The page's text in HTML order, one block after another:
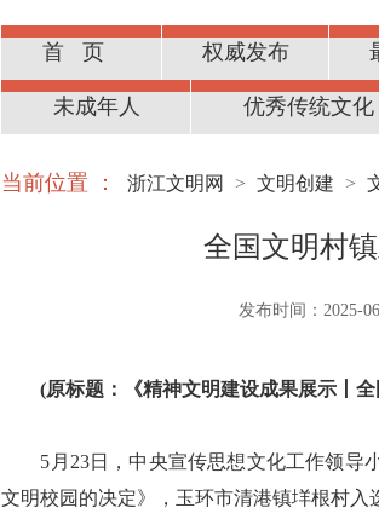
首页 权威发布
公民道德
未成年人 优秀传统文化
当前位置 ： 浙江文明网 > 文明创建 >
全国文明村
发布时间：2025-
(原标题：《精神文明建设成果展示丨
5月23日，中央宣传思想文化工作领导小
文明校园的决定》，玉环市清港镇垟根村入